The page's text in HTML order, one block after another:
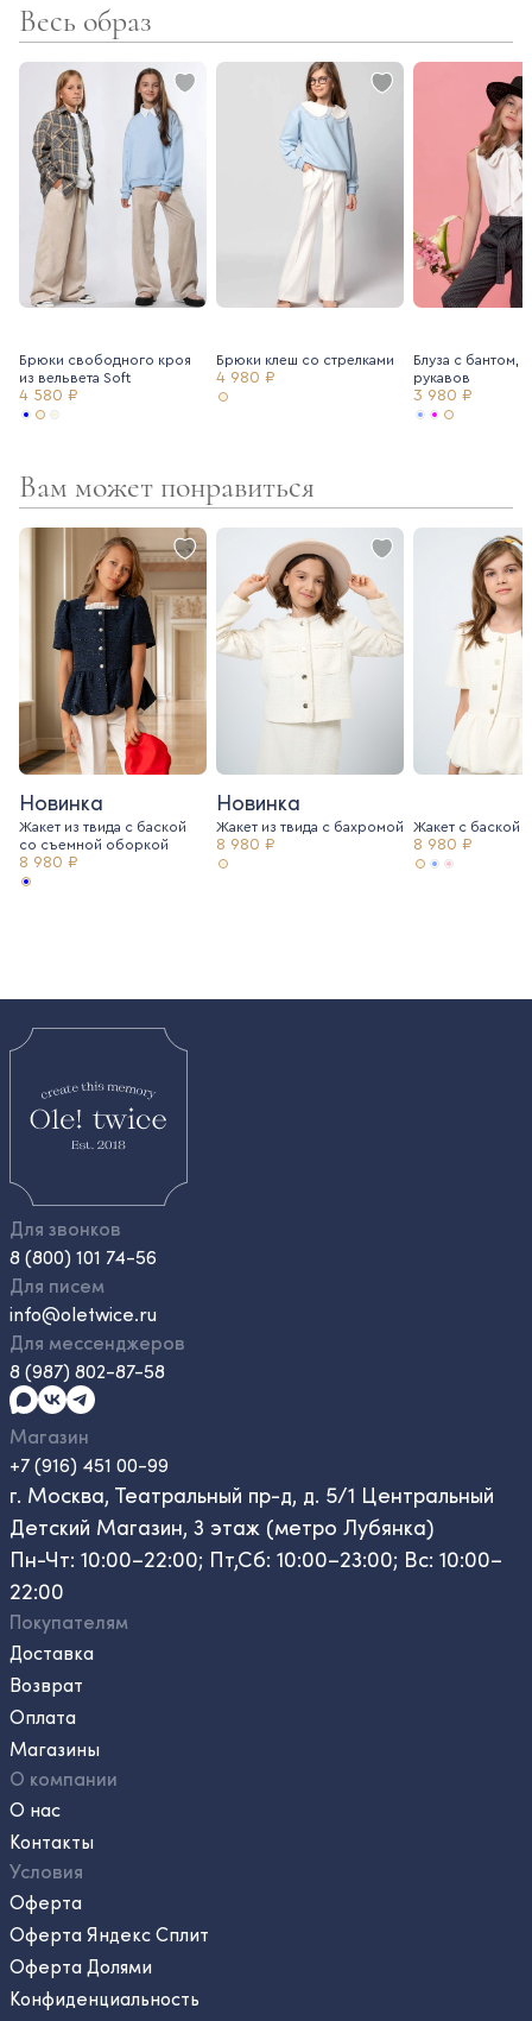
Весь образ
Брюки свободного кроя
из вельвета Soft
4 580 ₽
Брюки клеш со стрелками
4 980 ₽
Блуза с бантом,
рукавов
3 980 ₽
Вам может понравиться
Новинка
Жакет из твида с баской
со съемной оборкой
8 980 ₽
Новинка
Жакет из твида c бахромой
8 980 ₽
Жакет с баской
8 980 ₽
Для звонков
8 (800) 101 74-56
Для писем
info@oletwice.ru
Для мессенджеров
8 (987) 802-87-58
Магазин
+7 (916) 451 00-99
г. Москва, Театральный пр-д, д. 5/1 Центральный
Детский Магазин, 3 этаж (метро Лубянка)
Пн-Чт: 10:00–22:00; Пт,Сб: 10:00–23:00; Вс: 10:00–
22:00
Покупателям
Доставка
Возврат
Оплата
Магазины
О компании
О нас
Контакты
Условия
Оферта
Оферта Яндекс Сплит
Оферта Долями
Конфиденциальность